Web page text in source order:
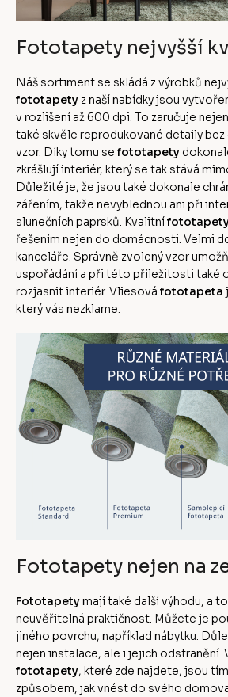
Fototapety nejvyšší
Náš sortiment se skládá z výrobků
fototapety z naší nabídky jsou
v rozlišení až 600 dpi. To zaručuje
také skvěle reprodukované detaily bez
vzor. Díky tomu se fototapety
zkrášlují interiér, který se tak stává
Důležité je, že jsou také dokonale
zářením, takže nevyblednou ani při
slunečních paprsků. Kvalitní
řešením nejen do domácnosti. Velmi
kanceláře. Správně zvolený vzor
uspořádání a při této příležitosti také
rozjasnit interiér. Vliesová fototapeta
který vás nezklame.
Fototapety nejen na
Fototapetymají také další výhodu, a
neuvěřitelná praktičnost. Můžete je
jiného povrchu, například nábytku.
nejen instalace, ale i jejich odstranění.
fototapety, které zde najdete, jsou
způsobem, jak vnést do svého